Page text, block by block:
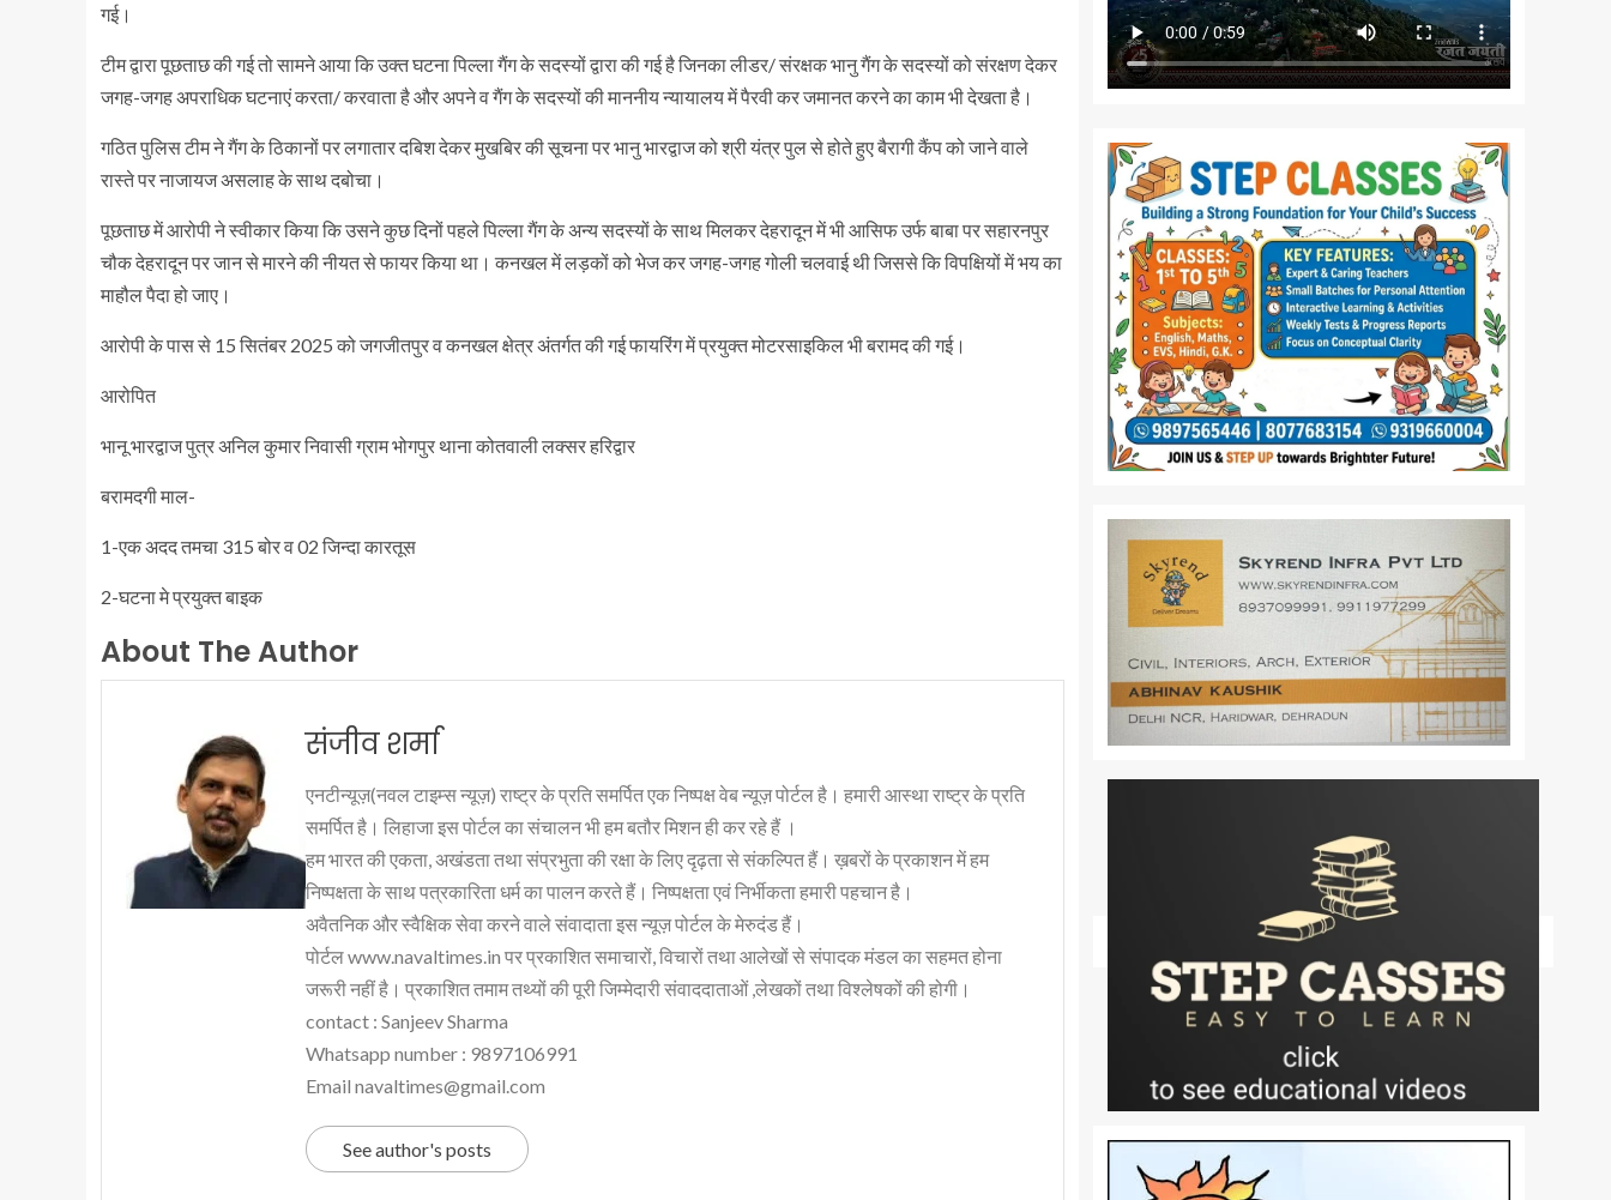
गई।
टीम द्वारा पूछताछ की गई तो सामने आया कि उक्त घटना पिल्ला गैंग के सदस्यों द्वारा की गई है जिनका लीडर/ संरक्षक भानु गैंग के सदस्यों को संरक्षण देकर
जगह-जगह अपराधिक घटनाएं करता/ करवाता है और अपने व गैंग के सदस्यों की माननीय न्यायालय में पैरवी कर जमानत करने का काम भी देखता है।
गठित पुलिस टीम ने गैंग के ठिकानों पर लगातार दबिश देकर मुखबिर की सूचना पर भानु भारद्वाज को श्री यंत्र पुल से होते हुए बैरागी कैंप को जाने वाले
रास्ते पर नाजायज असलाह के साथ दबोचा।
पूछताछ में आरोपी ने स्वीकार किया कि उसने कुछ दिनों पहले पिल्ला गैंग के अन्य सदस्यों के साथ मिलकर देहरादून में भी आसिफ उर्फ बाबा पर सहारनपुर
चौक देहरादून पर जान से मारने की नीयत से फायर किया था। कनखल में लड़कों को भेज कर जगह-जगह गोली चलवाई थी जिससे कि विपक्षियों में भय का
माहौल पैदा हो जाए।
आरोपी के पास से 15 सितंबर 2025 को जगजीतपुर व कनखल क्षेत्र अंतर्गत की गई फायरिंग में प्रयुक्त मोटरसाइकिल भी बरामद की गई।
आरोपित
भानू भारद्वाज पुत्र अनिल कुमार निवासी ग्राम भोगपुर थाना कोतवाली लक्सर हरिद्वार
बरामदगी माल-
1-एक अदद तमचा 315 बोर व 02 जिन्दा कारतूस
2-घटना मे प्रयुक्त बाइक
About The Author
संजीव शर्मा
एनटीन्यूज़(नवल टाइम्स न्यूज़) राष्ट्र के प्रति समर्पित एक निष्पक्ष वेब न्यूज़ पोर्टल है। हमारी आस्था राष्ट्र के प्रति
समर्पित है। लिहाजा इस पोर्टल का संचालन भी हम बतौर मिशन ही कर रहे हैं ।
हम भारत की एकता, अखंडता तथा संप्रभुता की रक्षा के लिए दृढ़ता से संकल्पित हैं। ख़बरों के प्रकाशन में हम
निष्पक्षता के साथ पत्रकारिता धर्म का पालन करते हैं। निष्पक्षता एवं निर्भीकता हमारी पहचान है।
अवैतनिक और स्वैक्षिक सेवा करने वाले संवादाता इस न्यूज़ पोर्टल के मेरुदंड हैं।
पोर्टल www.navaltimes.in पर प्रकाशित समाचारों, विचारों तथा आलेखों से संपादक मंडल का सहमत होना
जरूरी नहीं है। प्रकाशित तमाम तथ्यों की पूरी जिम्मेदारी संवाददाताओं ,लेखकों तथा विश्लेषकों की होगी।
contact : Sanjeev Sharma
Whatsapp number : 9897106991
Email navaltimes@gmail.com
See author's posts